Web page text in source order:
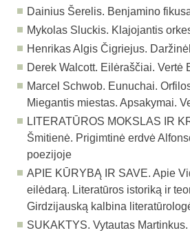
Dainius Šerelis. Benjamino
Mykolas Sluckis. Klajojantis
Henrikas Algis Čigriejus.
Derek Walcott. Eilėraščiai. Vertė
Marcel Schwob. Eunuchai.
Miegantis miestas. Apsakymai.
LITERATŪROS MOKSLAS IR
Šmitienė. Prigimtinė erdvė
poezijoje
APIE KŪRYBĄ IR SAVE. Apie
eilėdarą. Literatūros istoriką ir
Girdzijauską kalbina
SUKAKTYS. Vytautas